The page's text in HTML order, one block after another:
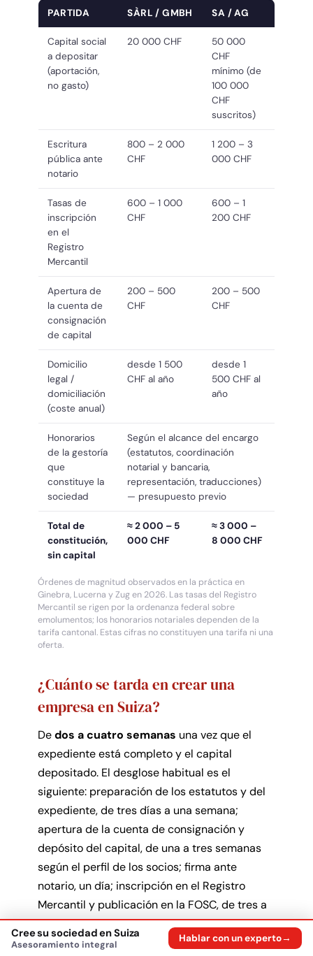
PARTIDA SÀRL / GMBH SA / AG
Capital social
a depositar
(aportación,
no gasto)
20 000 CHF
50 000
CHF
mínimo (de
100 000
CHF
suscritos)
Escritura
pública ante
notario
800 – 2 000
CHF
1 200 – 3
000 CHF
Tasas de
inscripción
en el
Registro
Mercantil
600 – 1 000
CHF
600 – 1
200 CHF
Apertura de
la cuenta de
consignación
de capital
200 – 500
CHF
200 – 500
CHF
Domicilio
legal /
domiciliación
(coste anual)
desde 1 500
CHF al año
desde 1
500 CHF al
año
Honorarios
de la gestoría
que
constituye la
sociedad
Según el alcance del encargo
(estatutos, coordinación
notarial y bancaria,
representación, traducciones)
— presupuesto previo
Total de
constitución,
sin capital
≈ 2 000 – 5
000 CHF
≈ 3 000 –
8 000 CHF
Órdenes de magnitud observados en la práctica en
Ginebra, Lucerna y Zug en 2026. Las tasas del Registro
Mercantil se rigen por la ordenanza federal sobre
emolumentos; los honorarios notariales dependen de la
tarifa cantonal. Estas cifras no constituyen una tarifa ni una
oferta.
¿Cuánto se tarda en crear una
empresa en Suiza?
Dedos a cuatro semanas una vez que el
expediente está completo y el capital
depositado. El desglose habitual es el
siguiente: preparación de los estatutos y del
expediente, de tres días a una semana;
apertura de la cuenta de consignación y
depósito del capital, de una a tres semanas
según el perfil de los socios; firma ante
notario, un día; inscripción en el Registro
Mercantil y publicación en la FOSC, de tres a
diez días laborables según el cantón.
Cree su sociedad en Suiza
Asesoramiento integral
Hablar con un experto